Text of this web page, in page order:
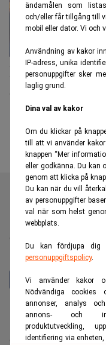
ändamålen som
och/eller får tillgång till
mobil eller dator. Vi och
Användning av kakor
IP-adress, unika
personuppgifter sker
laglig grund.
Dina val av kakor
Om du klickar på
till att vi använder
knappen “Mer
eller godkänna. Du kan
genom att klicka på
Du kan när du vill
av personuppgifter
val när som helst
webbplats.
Du kan fördjupa dig
personuppgiftspolicy.
Vi använder kakor
Nödvändiga cookies
annonser, analys
annons- och
produktutveckling,
identifiering via
Finra varnar
amerikanska
Realtid är en
dig som vill fördjupa
näringslivsnyheter.
Hantera
Integritetspolicy för
Cookiepolicy